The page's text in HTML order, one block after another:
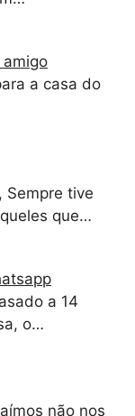
a casa do
Sempre tive
que…
a 14
o…
não nos